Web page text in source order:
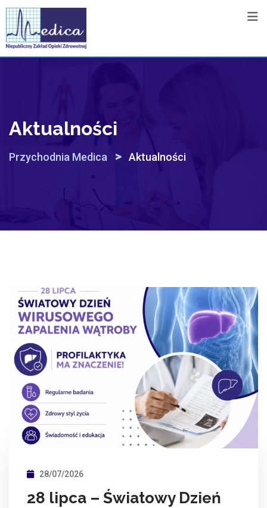
Skip
to
content
Aktualności
Przychodnia Medica > Aktualności
28/07/2026
28 lipca – Światowy Dzień